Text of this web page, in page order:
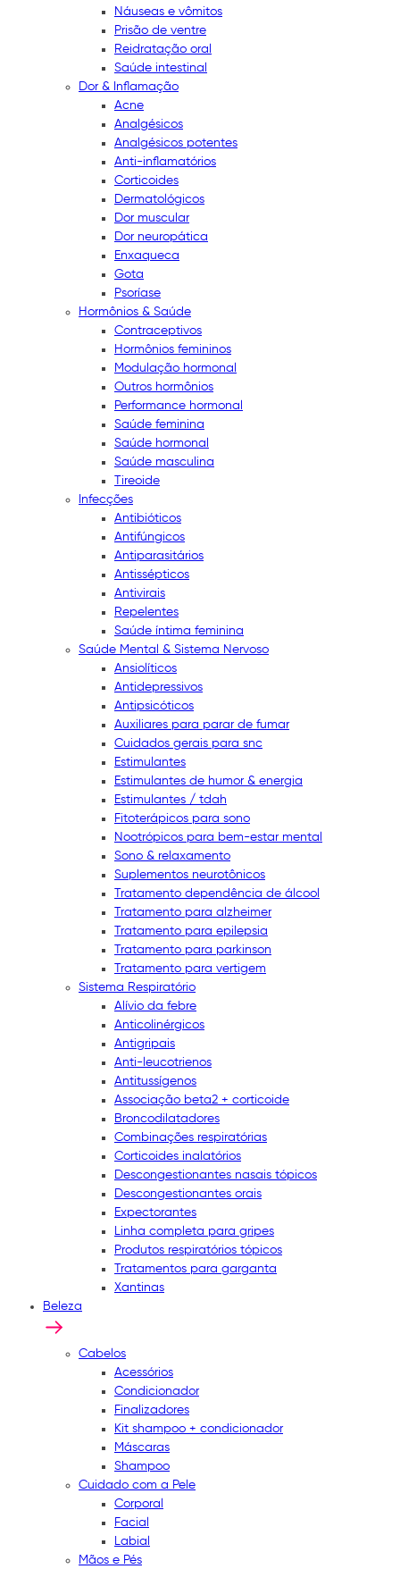
Náuseas e vômitos
Prisão de ventre
Reidratação oral
Saúde intestinal
Dor & Inflamação
Acne
Analgésicos
Analgésicos potentes
Anti-inflamatórios
Corticoides
Dermatológicos
Dor muscular
Dor neuropática
Enxaqueca
Gota
Psoríase
Hormônios & Saúde
Contraceptivos
Hormônios femininos
Modulação hormonal
Outros hormônios
Performance hormonal
Saúde feminina
Saúde hormonal
Saúde masculina
Tireoide
Infecções
Antibióticos
Antifúngicos
Antiparasitários
Antissépticos
Antivirais
Repelentes
Saúde íntima feminina
Saúde Mental & Sistema Nervoso
Ansiolíticos
Antidepressivos
Antipsicóticos
Auxiliares para parar de fumar
Cuidados gerais para snc
Estimulantes
Estimulantes de humor & energia
Estimulantes / tdah
Fitoterápicos para sono
Nootrópicos para bem-estar mental
Sono & relaxamento
Suplementos neurotônicos
Tratamento dependência de álcool
Tratamento para alzheimer
Tratamento para epilepsia
Tratamento para parkinson
Tratamento para vertigem
Sistema Respiratório
Alívio da febre
Anticolinérgicos
Antigripais
Anti-leucotrienos
Antitussígenos
Associação beta2 + corticoide
Broncodilatadores
Combinações respiratórias
Corticoides inalatórios
Descongestionantes nasais tópicos
Descongestionantes orais
Expectorantes
Linha completa para gripes
Produtos respiratórios tópicos
Tratamentos para garganta
Xantinas
Beleza
Cabelos
Acessórios
Condicionador
Finalizadores
Kit shampoo + condicionador
Máscaras
Shampoo
Cuidado com a Pele
Corporal
Facial
Labial
Mãos e Pés